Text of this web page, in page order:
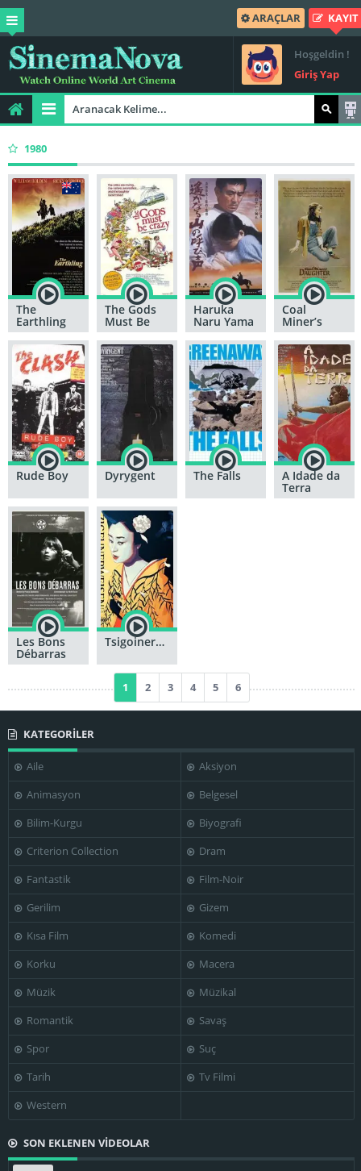
ARAÇLAR KAYIT
Hoşgeldin !
Giriş Yap
1980
The
Earthling
The Gods
Must Be
Crazy
Haruka
Naru Yama
No Yobigoe
Coal
Miner’s
Daughter
Rude Boy Dyrygent The Falls A Idade da
Terra
Les Bons
Débarras
Tsigoineruwaizen
1 2 3 4 5 6
KATEGORİLER
Aile
Aksiyon
Animasyon
Belgesel
Bilim-Kurgu
Biyografi
Criterion Collection
Dram
Fantastik
Film-Noir
Gerilim
Gizem
Kısa Film
Komedi
Korku
Macera
Müzik
Müzikal
Romantik
Savaş
Spor
Suç
Tarih
Tv Filmi
Western
SON EKLENEN VİDEOLAR